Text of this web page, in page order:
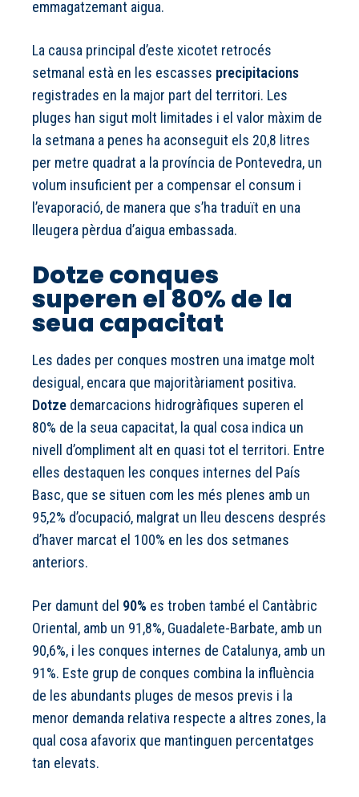
emmagatzemant aigua.
La causa principal d’este xicotet retrocés
setmanal està en les escasses precipitacions
registrades en la major part del territori. Les
pluges han sigut molt limitades i el valor màxim de
la setmana a penes ha aconseguit els 20,8 litres
per metre quadrat a la província de Pontevedra, un
volum insuficient per a compensar el consum i
l’evaporació, de manera que s’ha traduït en una
lleugera pèrdua d’aigua embassada.
Dotze conques
superen el 80% de la
seua capacitat
Les dades per conques mostren una imatge molt
desigual, encara que majoritàriament positiva.
Dotze demarcacions hidrogràfiques superen el
80% de la seua capacitat, la qual cosa indica un
nivell d’ompliment alt en quasi tot el territori. Entre
elles destaquen les conques internes del País
Basc, que se situen com les més plenes amb un
95,2% d’ocupació, malgrat un lleu descens després
d’haver marcat el 100% en les dos setmanes
anteriors.
Per damunt del 90% es troben també el Cantàbric
Oriental, amb un 91,8%, Guadalete-Barbate, amb un
90,6%, i les conques internes de Catalunya, amb un
91%. Este grup de conques combina la influència
de les abundants pluges de mesos previs i la
menor demanda relativa respecte a altres zones, la
qual cosa afavorix que mantinguen percentatges
tan elevats.